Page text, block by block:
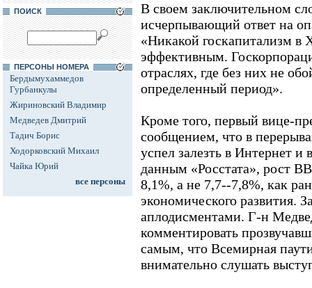
ПОИСК
ПЕРСОНЫ НОМЕРА
Бердымухаммедов
Гурбанкулы
Жириновский Владимир
Медведев Дмитрий
Тадич Борис
Ходорковский Михаил
Чайка Юрий
все персоны
В своем заключительном
исчерпывающий ответ на
«Никакой госкапитализм в
эффективным.
отраслях, где без них не
определенный период».
Кроме того, первый вице-
сообщением, что в
успел залезть в Интернет
данным «Росстата», рост
8,1%, а не 7,7--7,8%, как
экономического развития.
аплодисментами. Г-н
комментировать
самым, что Всемирная
внимательно слушать